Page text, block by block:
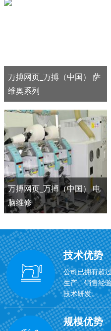
万搏网页_万搏（中国） 萨
维奥系列
万搏网页_万搏（中国） 电
脑维修
技术优势
公司已拥有超
生产、销售经
技术研发。
规模优势